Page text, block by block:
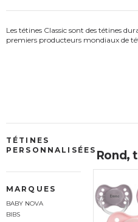
Les tétines Classic sont des tétines
premiers producteurs mondiaux de
TÉTINES
PERSONNALISÉES
MARQUES
BABY NOVA
BIBS
Rond,